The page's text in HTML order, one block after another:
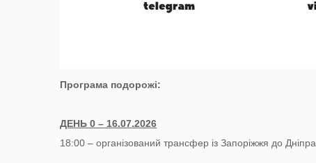
Програма подорожі:
ДЕНЬ 0 – 16.07.2026
18:00 – організований трансфер із Запоріжжя до Дніпра